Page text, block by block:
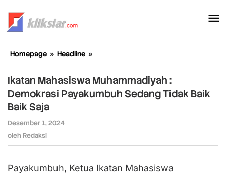
konten
Homepage » Headline »
Muhammadiyah
:
Demokrasi
Baik
Ikatan Mahasiswa Muhammadiyah :
Demokrasi Payakumbuh Sedang Tidak Baik
Baik Saja
Desember 1, 2024
oleh Redaksi
Payakumbuh, Ketua Ikatan Mahasiswa